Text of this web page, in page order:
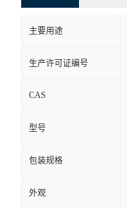
主要用途
生产许可证编号
CAS
型号
包装规格
外观